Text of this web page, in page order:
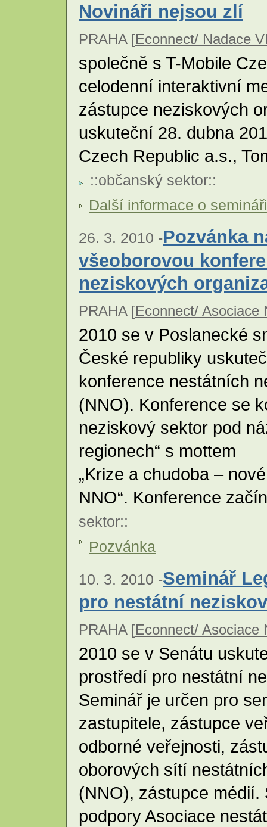
Novináři nejsou zlí
PRAHA [Econnect/ Nadace
společně s T-Mobile
celodenní interaktivní
zástupce neziskových
uskuteční 28. dubna
Czech Republic a.s.,
::občanský sektor::
Další informace o semináři
26. 3. 2010 -Pozvánka
všeoborovou
neziskových
PRAHA [Econnect/ Asociace
2010 se v Poslanecké
České republiky
konference nestátních
(NNO). Konference se
neziskový sektor pod
regionech“ s mottem
„Krize a chudoba –
NNO“. Konference
sektor::
Pozvánka
10. 3. 2010 -Seminář
pro nestátní
PRAHA [Econnect/ Asociace
2010 se v Senátu
prostředí pro nestátní
Seminář je určen pro
zastupitele, zástupce
odborné veřejnosti,
oborových sítí
(NNO), zástupce médií.
podpory Asociace